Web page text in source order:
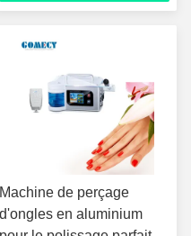
Machine de perçage
d'ongles en aluminium